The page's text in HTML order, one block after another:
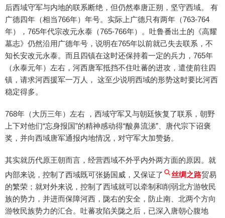
后西域守军与内地的联系断绝，但仍然奉唐正朔，坚守西域。 有
广德四年（相当766年）年号。实际上广德只有两年（763-764
年），765年代宗改元永泰（765-766年）。吐鲁番出土的《高耀
墓志》仍然沿用广德年号，说明在765年以前就己失去联系，不
知长安改元永泰。而且四镇在这时还保持着一定的兵力，765年
（永泰元年）左右，河西唐军抵挡不住吐蕃的进攻，遣使前往四
镇，请求河西援军一万人， 这至少说明西域的形势这时要比河西
稳定得多。
768年（大历三年）左右 ，西域守军又与朝廷恢复了联系，朝野
上下对他们“忘身报国”的精神感动得“酸鼻流涕”、唐代宗下诏褒
奖，并向西域唐军通报内地情况，对守军大加赞扬。
其实就历代原王朝而言，经营西域不外乎内外两方面的原因。就
内部来说，控制了西域既可张扬国威，又保证了
丝绸之路贸易
的繁荣；就对外来说，控制了西域就可以牵制和削弱北方游牧民
族的势力，并进而保障河西，陇右的安全，防止南、北两个方向
游牧民族势力的汇合。吐蕃攻陷关陇之后，已深入唐朝心腹地